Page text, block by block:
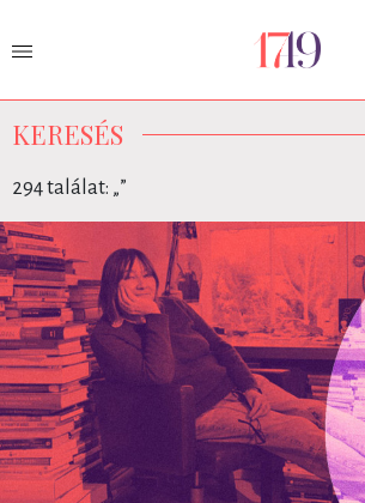
KERESÉS
294 találat: „”